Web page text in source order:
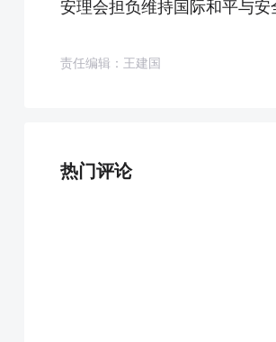
安理会担负维持国际和平与
责任编辑：王建国
热门评论